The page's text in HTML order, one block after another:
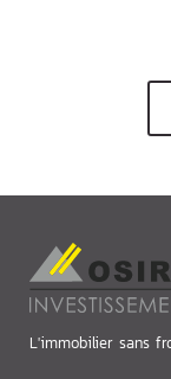
L'immobilier sans